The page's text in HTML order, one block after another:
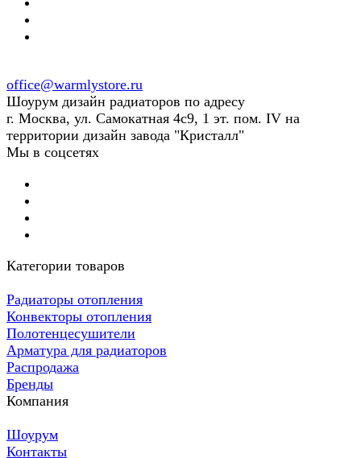
office@warmlystore.ru
Шоурум дизайн радиаторов по адресу
г. Москва, ул. Самокатная 4с9, 1 эт. пом. IV на
территории дизайн завода "Кристалл"
Мы в соцсетях
Категории товаров
Радиаторы отопления
Конвекторы отопления
Полотенцесушители
Арматура для радиаторов
Распродажа
Бренды
Компания
Шоурум
Контакты